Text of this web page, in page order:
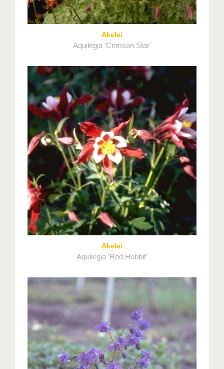
Akelei
Aquilegia 'Crimson Star'
Akelei
Aquilegia 'Red Hobbit'